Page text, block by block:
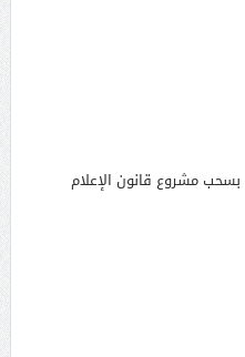
بسحب مشروع قانون الإعلام